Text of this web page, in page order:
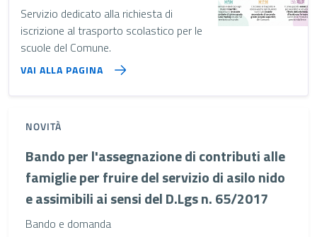
Servizio dedicato alla richiesta di
iscrizione al trasporto scolastico per le
scuole del Comune.
VAI ALLA PAGINA
NOVITÀ
Bando per l'assegnazione di contributi alle
famiglie per fruire del servizio di asilo nido
e assimibili ai sensi del D.Lgs n. 65/2017
Bando e domanda